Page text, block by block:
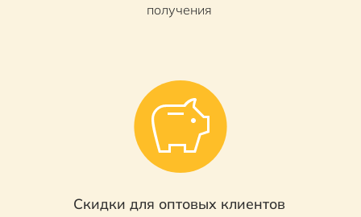
получения
Скидки для оптовых клиентов